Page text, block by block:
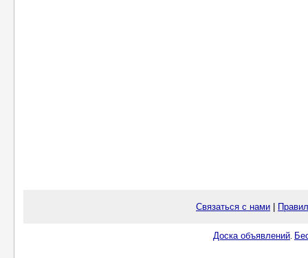
Связаться с нами
Доска объявлений